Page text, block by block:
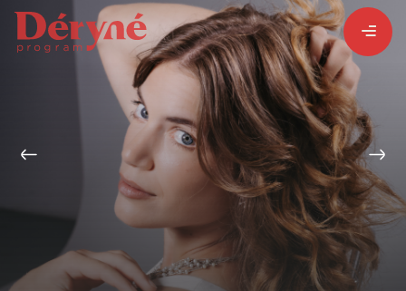
BEJELENTKEZEM
REGISZTRÁLOK
PROGRAMISMERTETŐ
PROGRAMOK